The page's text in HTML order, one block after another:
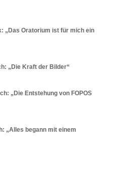
„Das Oratorium ist für mich ein
„Die Kraft der Bilder“
„Die Entstehung von FOPOS
„Alles begann mit einem